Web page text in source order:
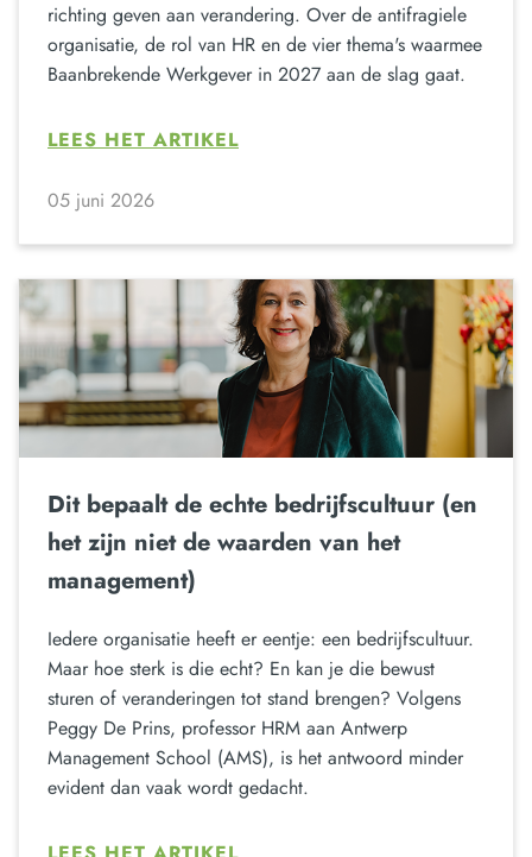
richting geven aan verandering. Over de antifragiele
organisatie, de rol van HR en de vier thema's waarmee
Baanbrekende Werkgever in 2027 aan de slag gaat.
LEES HET ARTIKEL
05 juni 2026
Dit bepaalt de echte bedrijfscultuur (en
het zijn niet de waarden van het
management)
Iedere organisatie heeft er eentje: een bedrijfscultuur.
Maar hoe sterk is die echt? En kan je die bewust
sturen of veranderingen tot stand brengen? Volgens
Peggy De Prins, professor HRM aan Antwerp
Management School (AMS), is het antwoord minder
evident dan vaak wordt gedacht.